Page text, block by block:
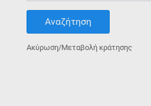
Αναζήτηση
Ακύρωση/Μεταβολή κράτησης